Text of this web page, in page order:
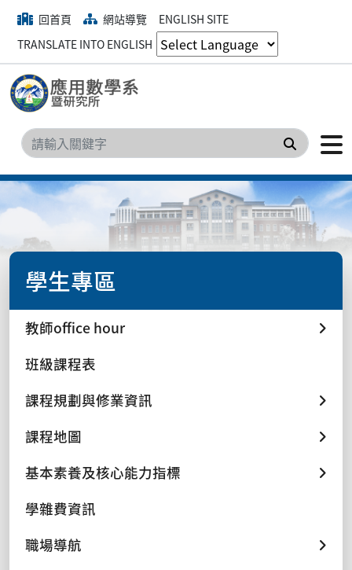
回首頁 網站導覽
ENGLISH SITE
TRANSLATE INTO ENGLISH
搜尋
學生專區
教師office hour
班級課程表
課程規劃與修業資訊
課程地圖
基本素養及核心能力指標
學雜費資訊
職場導航